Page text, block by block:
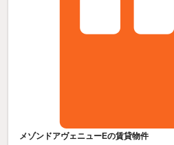
メゾンドアヴェニューEの賃貸物件